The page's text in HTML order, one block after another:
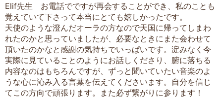
Elif先生 お電話でですが再会することができ、私のことも
覚えていて下さって本当にとても嬉しかったです。
天使のような澄んだオーラの方なので天国に帰ってしまわ
れたのかと思っていましたが、必要なときにまた会わせて
頂いたのかなと感謝の気持ちでいっぱいです。淀みなく今
実際に見ていることのようにお話しくださり、腑に落ちる
内容なのはもちろんですが、ずっと聞いていたい音楽のよ
うな心に沁み入る言葉を伝えてくださいます。自分を信じ
てこの方向で頑張ります。また必ず繋がりに参ります！